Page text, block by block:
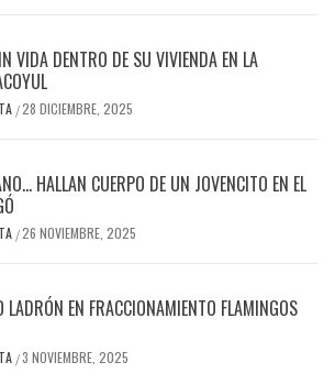
VIDA DENTRO DE SU VIVIENDA EN LA
/28 DICIEMBRE, 2025
HALLAN CUERPO DE UN JOVENCITO EN EL
/26 NOVIEMBRE, 2025
LADRÓN EN FRACCIONAMIENTO FLAMINGOS
/3 NOVIEMBRE, 2025